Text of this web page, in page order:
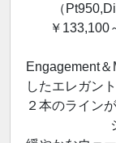
（
￥133,100
Engagement
したエレガン
２本のライン